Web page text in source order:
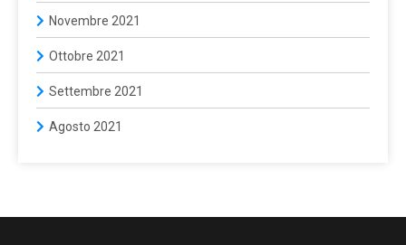
Novembre 2021
Ottobre 2021
Settembre 2021
Agosto 2021